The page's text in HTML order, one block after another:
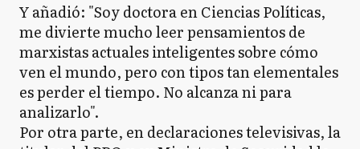
Y añadió: "Soy doctora en Ciencias Políticas,
me divierte mucho leer pensamientos de
marxistas actuales inteligentes sobre cómo
ven el mundo, pero con tipos tan elementales
es perder el tiempo. No alcanza ni para
analizarlo".
Por otra parte, en declaraciones televisivas, la